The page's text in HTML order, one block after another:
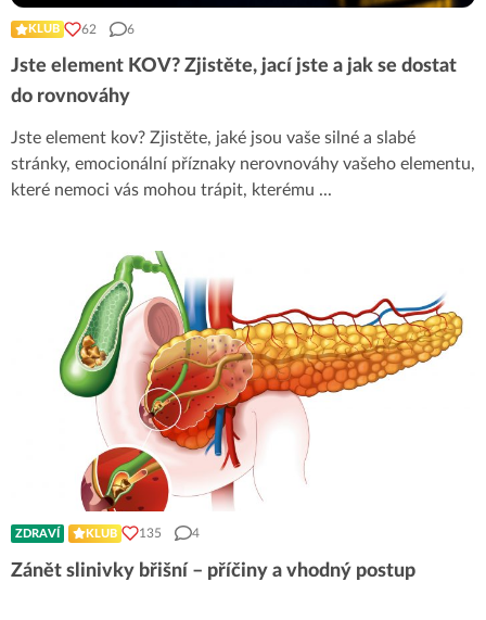
KLUB 62 6
Jste element KOV? Zjistěte, jací jste a jak se dostat
do rovnováhy
Jste element kov? Zjistěte, jaké jsou vaše silné a slabé
stránky, emocionální příznaky nerovnováhy vašeho elementu,
které nemoci vás mohou trápit, kterému ...
ZDRAVÍ KLUB 135 4
Zánět slinivky břišní – příčiny a vhodný postup